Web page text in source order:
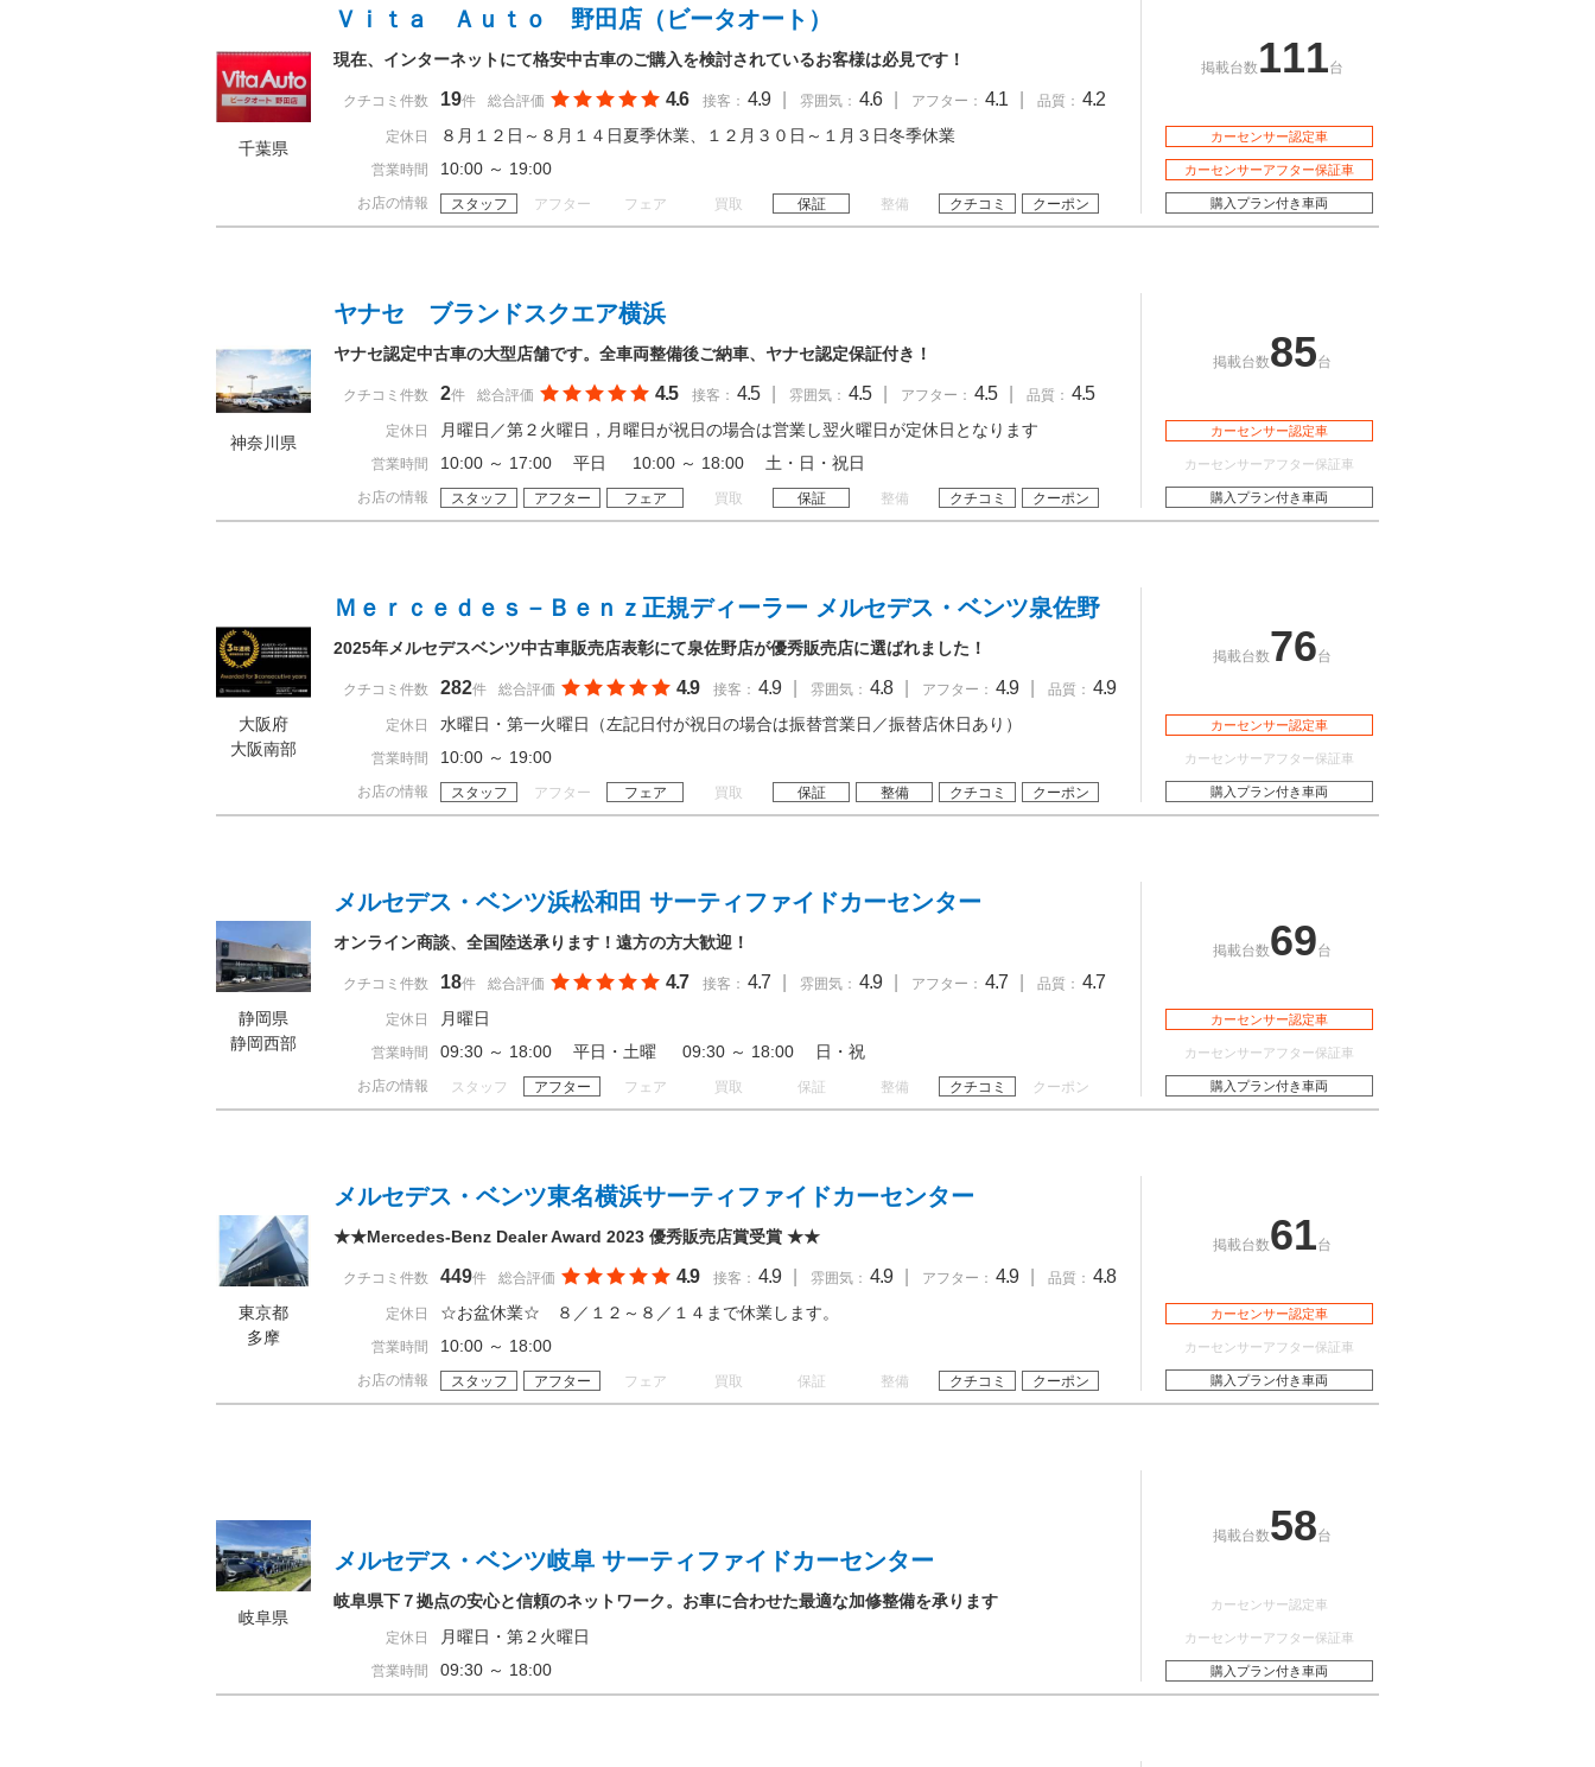
千葉県
Ｖｉｔａ Ａｕｔｏ 野田店（ビータオート）
現在、インターネットにて格安中古車のご購入を検討されているお客様は必見です！
クチコミ件数 19件 総合評価 4.6 接客： 4.9 雰囲気： 4.6 アフター： 4.1 品質： 4.2
定休日 ８月１２日～８月１４日夏季休業、１２月３０日～１月３日冬季休業
営業時間 10:00 ～ 19:00
お店の情報 スタッフ アフター フェア 買取 保証 整備 クチコミ クーポン
掲載台数 111台
カーセンサー認定車
カーセンサーアフター保証車
購入プラン付き車両
神奈川県
ヤナセ ブランドスクエア横浜
ヤナセ認定中古車の大型店舗です。全車両整備後ご納車、ヤナセ認定保証付き！
クチコミ件数 2件 総合評価 4.5 接客： 4.5 雰囲気： 4.5 アフター： 4.5 品質： 4.5
定休日 月曜日／第２火曜日，月曜日が祝日の場合は営業し翌火曜日が定休日となります
営業時間 10:00 ～ 17:00 平日 10:00 ～ 18:00 土・日・祝日
お店の情報 スタッフ アフター フェア 買取 保証 整備 クチコミ クーポン
掲載台数85台
カーセンサー認定車
カーセンサーアフター保証車
購入プラン付き車両
大阪府
大阪南部
Ｍｅｒｃｅｄｅｓ－Ｂｅｎｚ正規ディーラー メルセデス・ベンツ泉佐野
2025年メルセデスベンツ中古車販売店表彰にて泉佐野店が優秀販売店に選ばれました！
クチコミ件数 282件 総合評価 4.9 接客： 4.9 雰囲気： 4.8 アフター： 4.9 品質： 4.9
定休日 水曜日・第一火曜日（左記日付が祝日の場合は振替営業日／振替店休日あり）
営業時間 10:00 ～ 19:00
お店の情報 スタッフ アフター フェア 買取 保証 整備 クチコミ クーポン
掲載台数76台
カーセンサー認定車
カーセンサーアフター保証車
購入プラン付き車両
静岡県
静岡西部
メルセデス・ベンツ浜松和田 サーティファイドカーセンター
オンライン商談、全国陸送承ります！遠方の方大歓迎！
クチコミ件数 18件 総合評価 4.7 接客： 4.7 雰囲気： 4.9 アフター： 4.7 品質： 4.7
定休日 月曜日
営業時間 09:30 ～ 18:00 平日・土曜 09:30 ～ 18:00 日・祝
お店の情報 スタッフ アフター フェア 買取 保証 整備 クチコミ クーポン
掲載台数69台
カーセンサー認定車
カーセンサーアフター保証車
購入プラン付き車両
東京都
多摩
メルセデス・ベンツ東名横浜サーティファイドカーセンター
★★Mercedes-Benz Dealer Award 2023 優秀販売店賞受賞 ★★
クチコミ件数 449件 総合評価 4.9 接客： 4.9 雰囲気： 4.9 アフター： 4.9 品質： 4.8
定休日 ☆お盆休業☆ ８／１２～８／１４まで休業します。
営業時間 10:00 ～ 18:00
お店の情報 スタッフ アフター フェア 買取 保証 整備 クチコミ クーポン
掲載台数61台
カーセンサー認定車
カーセンサーアフター保証車
購入プラン付き車両
岐阜県
メルセデス・ベンツ岐阜 サーティファイドカーセンター
岐阜県下７拠点の安心と信頼のネットワーク。お車に合わせた最適な加修整備を承ります
定休日 月曜日・第２火曜日
営業時間 09:30 ～ 18:00
掲載台数58台
カーセンサー認定車
カーセンサーアフター保証車
購入プラン付き車両